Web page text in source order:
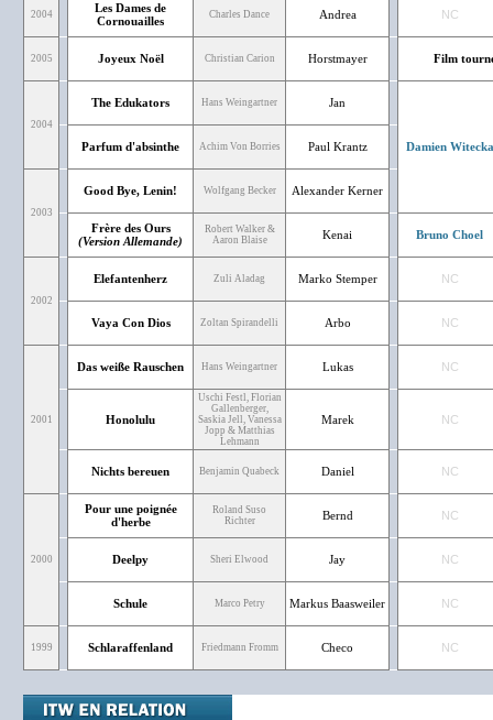
2004
Les Dames de
Cornouailles
Charles Dance Andrea NC
2005 Joyeux Noël Christian Carion Horstmayer Film
2004
The Edukators Hans Weingartner Jan
Damien Witecka
Parfum d'absinthe Achim Von Borries Paul Krantz
2003
Good Bye, Lenin! Wolfgang Becker Alexander Kerner
Frère des Ours
(Version Allemande)
Robert Walker &
Aaron Blaise
Kenai Bruno Choel
2002
Elefantenherz Zuli Aladag Marko Stemper NC
Vaya Con Dios Zoltan Spirandelli Arbo NC
2001
Das weiße Rauschen Hans Weingartner Lukas NC
Honolulu
Uschi Festl, Florian
Gallenberger,
Saskia Jell, Vanessa
Jopp & Matthias
Lehmann
Marek NC
Nichts bereuen Benjamin Quabeck Daniel NC
2000
Pour une poignée
d'herbe
Roland Suso
Richter
Bernd NC
Deelpy Sheri Elwood Jay NC
Schule Marco Petry Markus Baasweiler NC
1999 Schlaraffenland Friedmann Fromm Checo NC